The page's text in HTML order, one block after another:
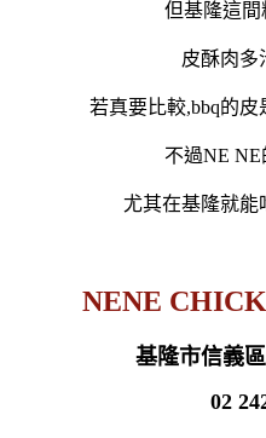
但基隆這間
皮酥肉多
若真要比較,bbq的
不過NE
尤其在基隆就能
NENE
基隆市信義
02